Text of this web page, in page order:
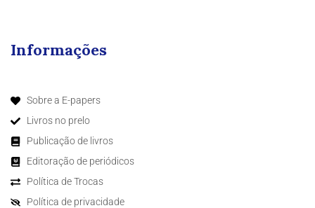
Informações
Sobre a E-papers
Livros no prelo
Publicação de livros
Editoração de periódicos
Política de Trocas
Política de privacidade